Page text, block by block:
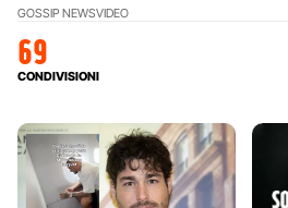
GOSSIP NEWSVIDEO
69
CONDIVISIONI